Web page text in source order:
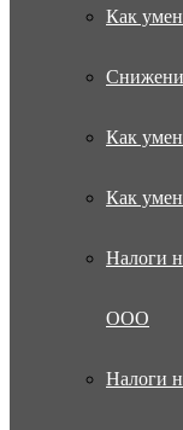
Как
Как
Как
Налоги
ООО
Налоги